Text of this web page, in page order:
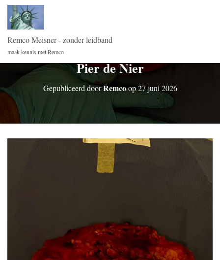
Remco Meisner - zonder leidband
maak kennis met Remco
Pier de Nier
Gepubliceerd doorRemcoop27 juni 2026